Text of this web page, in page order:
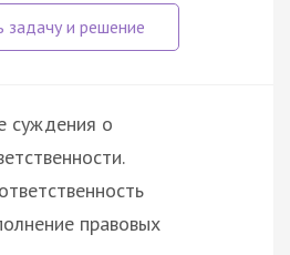
суждения о
правовых